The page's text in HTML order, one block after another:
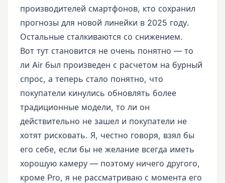
производителей смартфонов, кто сохранил
прогнозы для новой линейки в 2025 году.
Остальные сталкиваются со снижением.
Вот тут становится не очень понятно — то
ли Air был произведен с расчетом на бурный
спрос, а теперь стало понятно, что
покупатели кинулись обновлять более
традиционные модели, то ли он
действительно не зашел и покупатели не
хотят рисковать. Я, честно говоря, взял бы
его себе, если бы не желание всегда иметь
хорошую камеру — поэтому ничего другого,
кроме Pro, я не рассматриваю с момента его